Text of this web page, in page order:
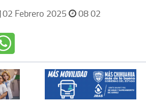
02 Febrero 2025 08 02